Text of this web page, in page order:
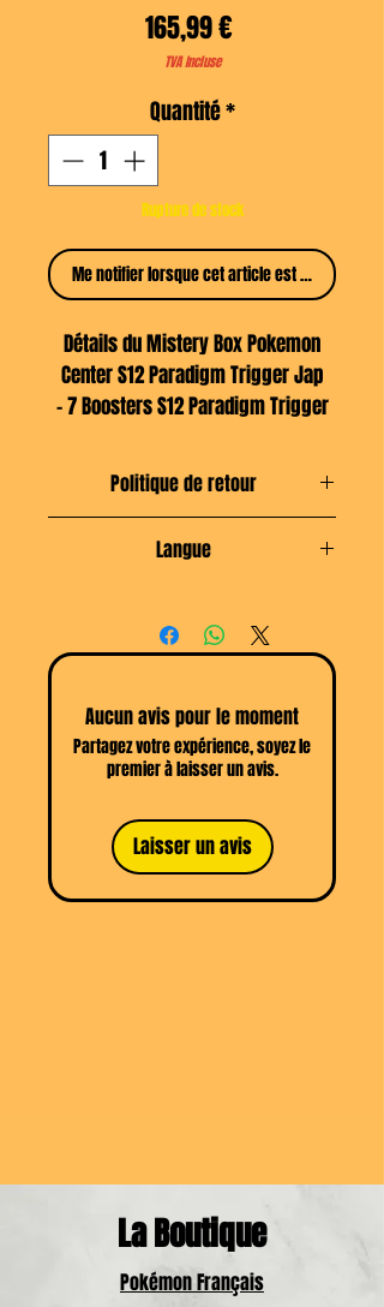
165,99 €Prix
TVA Incluse
Quantité*
Rupture de stock
Me notifier lorsque cet article est disponible
Détails du Mistery Box Pokemon
Center S12 Paradigm Trigger Jap
- 7 Boosters S12 Paradigm Trigger
- 1 Booster Promo (4 cartes promo
exclusives à cette box à
- 1 Deck Case
Funfact: n'était disponible que par
Center
Politique de retour
Langue
Aucun avis pour le moment
Partagez votre expérience, soyez le
premier à laisser un avis.
Laisser un avis
La Boutique
Pokémon Français